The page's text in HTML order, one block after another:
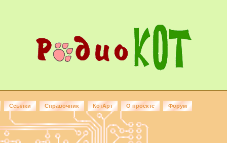
Ссылки Справочник КотАрт О проекте Форум